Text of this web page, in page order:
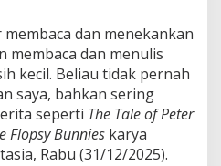
dan menekankan
membaca dan menulis
kecil. Beliau tidak pernah
saya, bahkan sering
seperti The Tale of Peter
Flopsy Bunnies karya
Rabu (31/12/2025).